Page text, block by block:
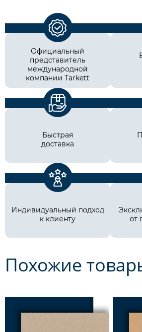
Официальный
представитель
международной
компании Tarkett
Быстрая
доставка
Индивидуальный подход
к клиенту
от
Похожие